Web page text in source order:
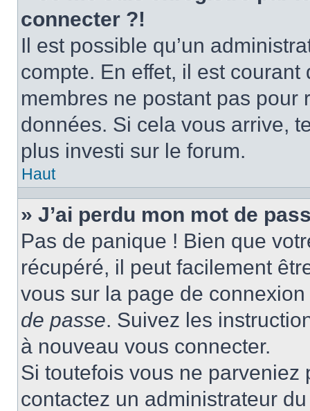
connecter ?!
Il est possible qu’un
compte. En effet, il est
membres ne postant pas
données. Si cela vous arrive,
plus investi sur le forum.
Haut
» J’ai perdu mon mot de
Pas de panique ! Bien que
récupéré, il peut facilement
vous sur la page de
de passe. Suivez les
à nouveau vous connecter.
Si toutefois vous ne
contactez un administrateur